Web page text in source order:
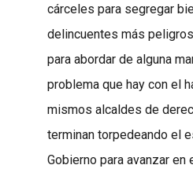
cárceles para segregar
delincuentes más
para abordar de alguna
problema que hay con el
mismos alcaldes de
terminan torpedeando el
Gobierno para avanzar en